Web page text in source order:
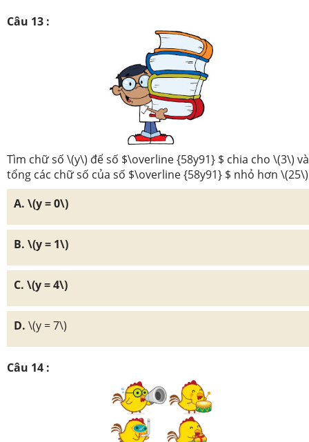
Câu 13 :
Tìm chữ số \(y\) để số $\overline {58y91} $ chia cho \(3\) và
tổng các chữ số của số $\overline {58y91} $ nhỏ hơn
A. \(y = 0\)
B. \(y = 1\)
C. \(y = 4\)
D. \(y = 7\)
Câu 14 :